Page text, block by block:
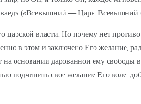
(«Всевышний — Царь, Всевышний
власти. Но почему нет
в этом и заключено Его желание,
основании дарованной ему свободы
подчинить свое желание Его воле,